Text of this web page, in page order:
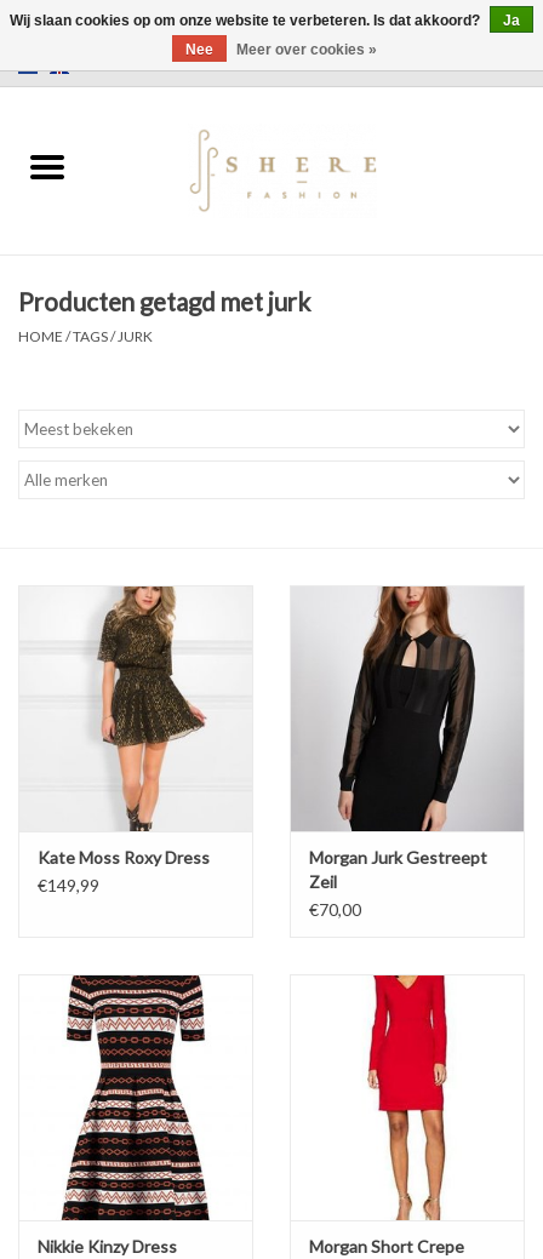
Jurken
Accessoires
Producten getagd met jurk
HOME /TAGS/ JURK
Kate Moss Roxy Dress
€149,99
Morgan Jurk Gestreept
Zeil
€70,00
Nikkie Kinzy Dress
Morgan Short Crepe
Wij slaan cookies op om onze website te verbeteren. Is dat akkoord?
Ja
Nee
Meer over cookies »